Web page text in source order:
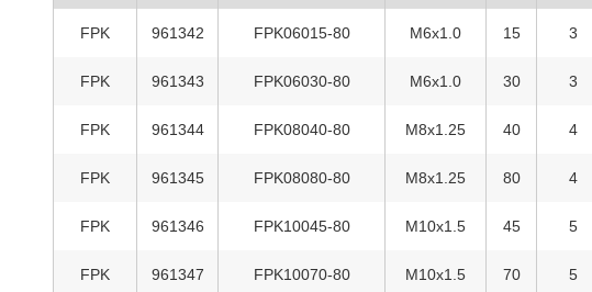
FPK 961342 FPK06015-80 M6x1.0 15 3
FPK 961343 FPK06030-80 M6x1.0 30 3
FPK 961344 FPK08040-80 M8x1.25 40 4
FPK 961345 FPK08080-80 M8x1.25 80 4
FPK 961346 FPK10045-80 M10x1.5 45 5
FPK 961347 FPK10070-80 M10x1.5 70 5